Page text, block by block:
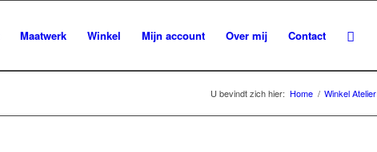
Maatwerk Winkel Mijn account Over mij Contact
U bevindt zich hier: Home / Winkel